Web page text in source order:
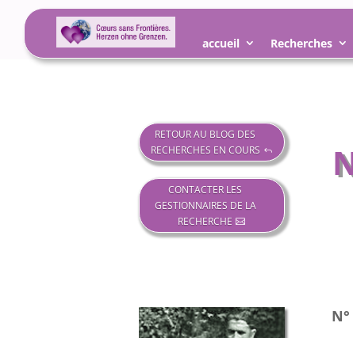
accueil Recherches
RETOUR AU BLOG DES
RECHERCHES EN COURS
CONTACTER LES
GESTIONNAIRES DE LA
RECHERCHE